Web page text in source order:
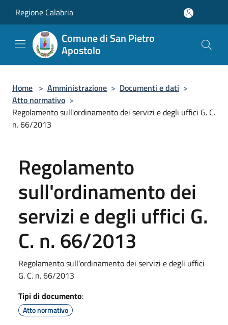
Regione Calabria
Comune di San Pietro
Apostolo
Home > Amministrazione > Documenti e dati >
Atto normativo >
Regolamento sull'ordinamento dei servizi e degli uffici G. C.
n. 66/2013
Regolamento
sull'ordinamento dei
servizi e degli uffici G.
C. n. 66/2013
Regolamento sull'ordinamento dei servizi e degli uffici
G. C. n. 66/2013
Tipi di documento:
Atto normativo